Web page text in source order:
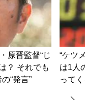
原晋監督“じ
？ それでも
“発言”
“ケツ
は1人
って